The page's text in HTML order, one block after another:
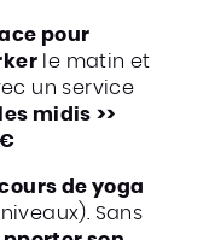
pour
le matin et
un service
midis >>
de yoga
Sans